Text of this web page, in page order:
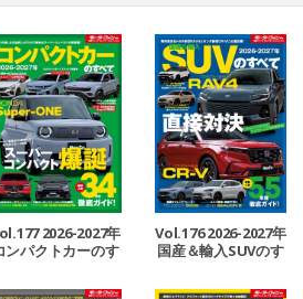
2026-2027年
ンパクトカーのす
Vol.176 2026-2027年
国産＆輸入SUVのす